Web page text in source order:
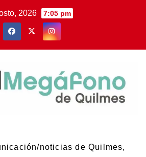
2026 7:05 pm
noticias de Quilmes,